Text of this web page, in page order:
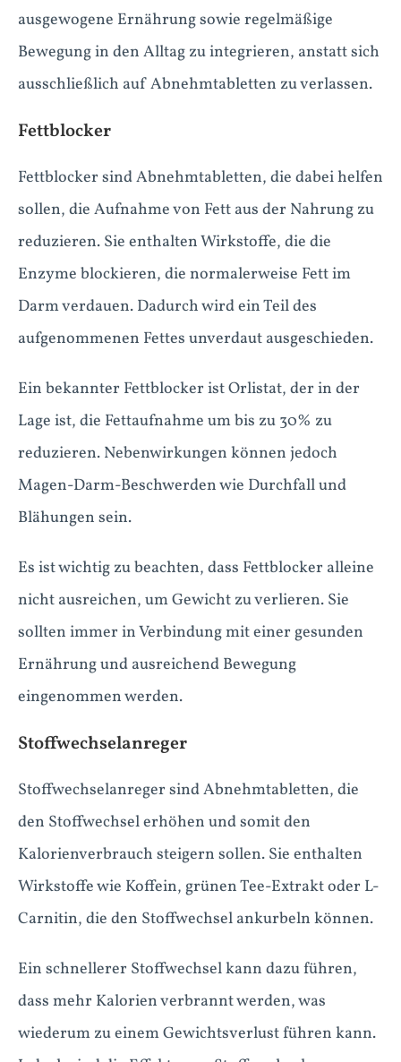
ausgewogene Ernährung sowie regelmäßige
Bewegung in den Alltag zu integrieren, anstatt sich
ausschließlich auf Abnehmtabletten zu verlassen.
Fettblocker
Fettblocker sind Abnehmtabletten, die dabei helfen
sollen, die Aufnahme von Fett aus der Nahrung zu
reduzieren. Sie enthalten Wirkstoffe, die die
Enzyme blockieren, die normalerweise Fett im
Darm verdauen. Dadurch wird ein Teil des
aufgenommenen Fettes unverdaut ausgeschieden.
Ein bekannter Fettblocker ist Orlistat, der in der
Lage ist, die Fettaufnahme um bis zu 30% zu
reduzieren. Nebenwirkungen können jedoch
Magen-Darm-Beschwerden wie Durchfall und
Blähungen sein.
Es ist wichtig zu beachten, dass Fettblocker alleine
nicht ausreichen, um Gewicht zu verlieren. Sie
sollten immer in Verbindung mit einer gesunden
Ernährung und ausreichend Bewegung
eingenommen werden.
Stoffwechselanreger
Stoffwechselanreger sind Abnehmtabletten, die
den Stoffwechsel erhöhen und somit den
Kalorienverbrauch steigern sollen. Sie enthalten
Wirkstoffe wie Koffein, grünen Tee-Extrakt oder L-
Carnitin, die den Stoffwechsel ankurbeln können.
Ein schnellerer Stoffwechsel kann dazu führen,
dass mehr Kalorien verbrannt werden, was
wiederum zu einem Gewichtsverlust führen kann.